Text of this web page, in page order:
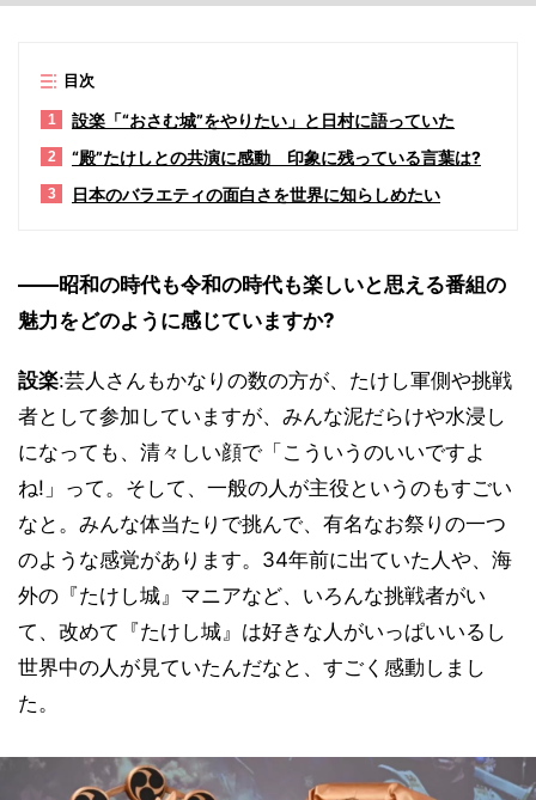
目次
1 設楽「“おさむ城”をやりたい」と日村に語っていた
2 “殿”たけしとの共演に感動 印象に残っている言葉は?
3 日本のバラエティの面白さを世界に知らしめたい
――昭和の時代も令和の時代も楽しいと思える番組の
魅力をどのように感じていますか?
設楽:芸人さんもかなりの数の方が、たけし軍側や挑戦
者として参加していますが、みんな泥だらけや水浸し
になっても、清々しい顔で「こういうのいいですよ
ね!」って。そして、一般の人が主役というのもすごい
なと。みんな体当たりで挑んで、有名なお祭りの一つ
のような感覚があります。34年前に出ていた人や、海
外の『たけし城』マニアなど、いろんな挑戦者がい
て、改めて『たけし城』は好きな人がいっぱいいるし
世界中の人が見ていたんだなと、すごく感動しまし
た。